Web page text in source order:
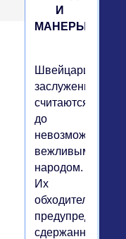
И
МАНЕРЫ
Швейцарцы
заслуженно
считаются
до
невозможности
вежливым
народом.
Их
обходительность,
сдержанность